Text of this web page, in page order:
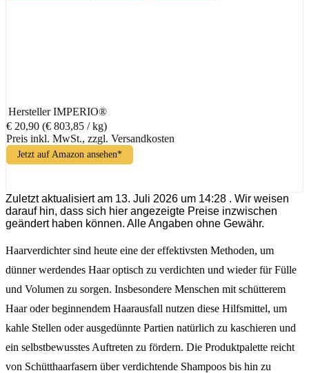
Hersteller IMPERIO®
€ 20,90 (€ 803,85 / kg)
Preis inkl. MwSt., zzgl. Versandkosten
Jetzt auf Amazon ansehen*
Zuletzt aktualisiert am 13. Juli 2026 um 14:28 . Wir weisen
darauf hin, dass sich hier angezeigte Preise inzwischen
geändert haben können. Alle Angaben ohne Gewähr.
Haarverdichter sind heute eine der effektivsten Methoden, um
dünner werdendes Haar optisch zu verdichten und wieder für Fülle
und Volumen zu sorgen. Insbesondere Menschen mit schütterem
Haar oder beginnendem Haarausfall nutzen diese Hilfsmittel, um
kahle Stellen oder ausgedünnte Partien natürlich zu kaschieren und
ein selbstbewusstes Auftreten zu fördern. Die Produktpalette reicht
von Schütthaarfasern über verdichtende Shampoos bis hin zu